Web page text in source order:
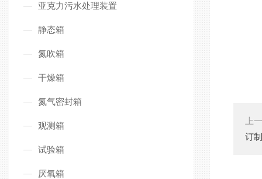
亚克力污水处理装置
静态箱
氮吹箱
干燥箱
氮气密封箱
观测箱
试验箱
厌氧箱
上
订